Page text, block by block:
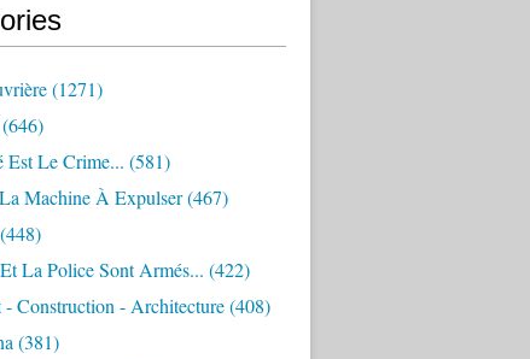
(1271)
(646)
Est Le Crime... (581)
Machine À Expulser(467)
(448)
La Police Sont Armés... (422)
- Construction - Architecture(408)
(381)